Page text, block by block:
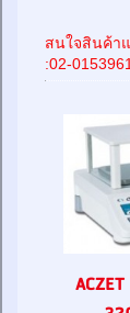
สนใจสินค้า
:02-